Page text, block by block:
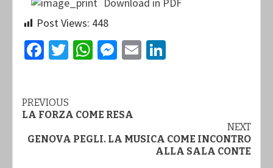
Download in PDF
Post Views: 448
Facebook
Twitter
WhatsApp
Messenger
Email
Continue
PREVIOUS
LA FORZA COME RESA
NEXT
GENOVA PEGLI. LA MUSICA COME INCONTRO
ALLA SALA CONTE